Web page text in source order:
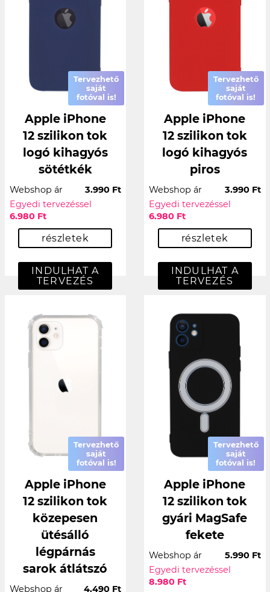
Tervezhető
saját
fotóval is!
Apple iPhone
12 szilikon tok
logó kihagyós
sötétkék
Webshop ár
3.990 Ft
Egyedi tervezéssel
6.980 Ft
részletek
INDULHAT A
TERVEZÉS
Tervezhető
saját
fotóval is!
Apple iPhone
12 szilikon tok
logó kihagyós
piros
Webshop ár
3.990 Ft
Egyedi tervezéssel
6.980 Ft
részletek
INDULHAT A
TERVEZÉS
Tervezhető
saját
fotóval is!
Apple iPhone
12 szilikon tok
közepesen
ütésálló
légpárnás
sarok átlátszó
Webshop ár 4.490 Ft
Tervezhető
saját
fotóval is!
Apple iPhone
12 szilikon tok
gyári MagSafe
fekete
Webshop ár
5.990 Ft
Egyedi tervezéssel
8.980 Ft